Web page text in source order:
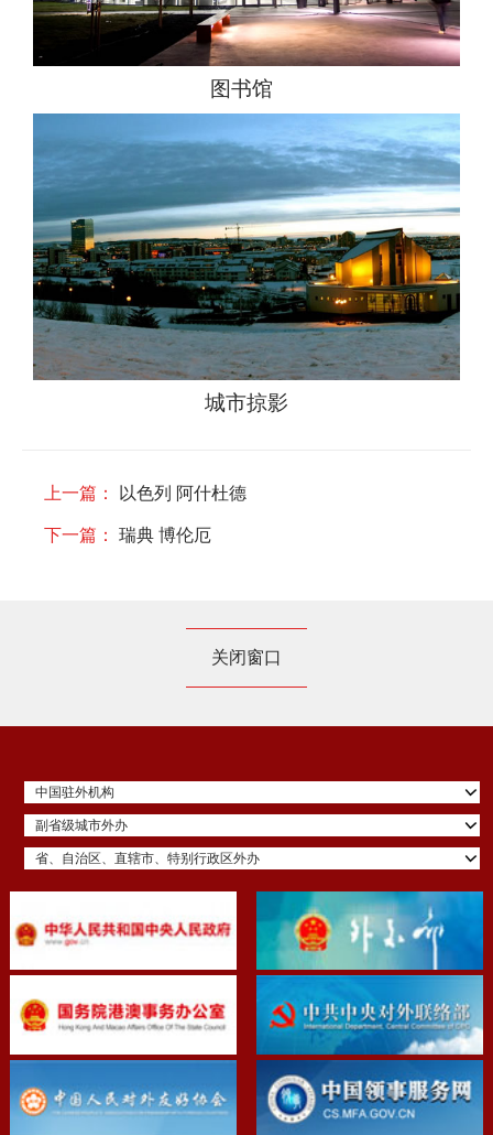
图书馆
城市掠影
上一篇： 以色列 阿什杜德
下一篇： 瑞典 博伦厄
关闭窗口
中国驻外机构
副省级城市外办
省、自治区、直辖市、特别行政区外办